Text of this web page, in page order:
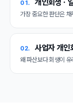
01. 개인회생 ·
가장 중요한 판단은
02. 사업자 개인
왜 파산보다 회생이 유